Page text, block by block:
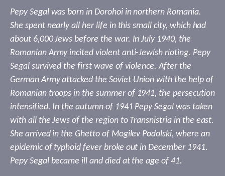
Pepy Segal was born in Dorohoi in northern Romania.
She spent nearly all her life in this small city, which had
about 6,000 Jews before the war. In July 1940, the
Romanian Army incited violent anti-Jewish rioting. Pepy
Segal survived the first wave of violence. After the
German Army attacked the Soviet Union with the help of
Romanian troops in the summer of 1941, the persecution
intensified. In the autumn of 1941 Pepy Segal was taken
with all the Jews of the region to Transnistria in the east.
She arrived in the Ghetto of Mogilev Podolski, where an
epidemic of typhoid fever broke out in December 1941.
Pepy Segal became ill and died at the age of 41.